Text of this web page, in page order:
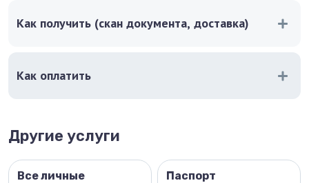
Как получить (скан документа, доставка)
Как оплатить
Другие услуги
Все личные
Паспорт